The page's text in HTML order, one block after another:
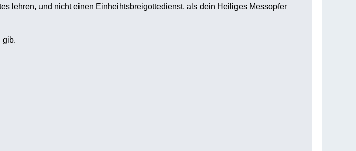
lehren, und nicht einen Einheihtsbreigottedienst, als dein Heiliges Messopfer
gib.